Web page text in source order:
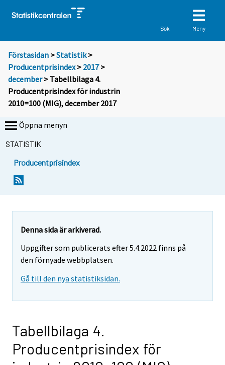
Sök Meny
Förstasidan >Statistik >
Producentprisindex> 2017>
december> Tabellbilaga 4.
Producentprisindex för industrin
2010=100 (MIG), december 2017
Öppna menyn
STATISTIK
Producentprisindex
Denna sida är arkiverad.
Uppgifter som publicerats efter 5.4.2022 finns på
den förnyade webbplatsen.
Gå till den nya statistiksidan.
Tabellbilaga 4.
Producentprisindex för